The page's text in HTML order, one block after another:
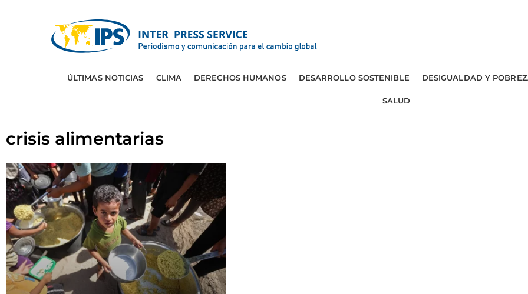
ÚLTIMAS NOTICIAS CLIMA DERECHOS HUMANOS DESARROLLO SOSTENIBLE DESIGUALDAD Y
SALUD
crisis alimentarias